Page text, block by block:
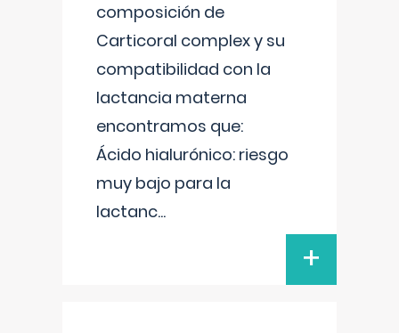
composición de
Carticoral complex y su
compatibilidad con la
lactancia materna
encontramos que:
Ácido hialurónico: riesgo
muy bajo para la
lactanc...
+